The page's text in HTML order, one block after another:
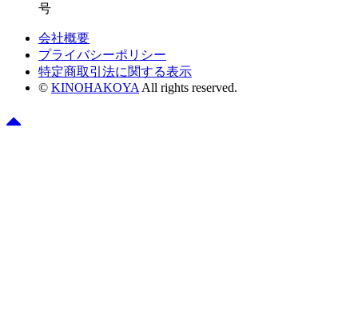
号
会社概要
プライバシーポリシー
特定商取引法に関する表示
© KINOHAKOYAAll rights reserved.